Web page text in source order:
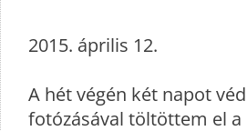
2015. április 12.
A hét végén két napot
fotózásával töltöttem el a